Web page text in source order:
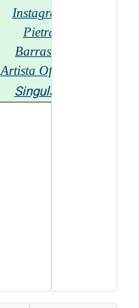
Instagram
Pietra
Barrasso
Artista Official
Singulart